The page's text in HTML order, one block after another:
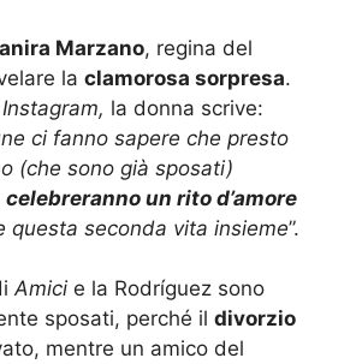
Marzano, regina del
la clamorosa sorpresa.
Instagram, la donna scrive:
ci fanno sapere che presto
(che sono già sposati)
celebreranno un rito d’amore
questa seconda vita insieme”.
Amici e la Rodríguez sono
sposati, perché il divorzio
mentre un amico del